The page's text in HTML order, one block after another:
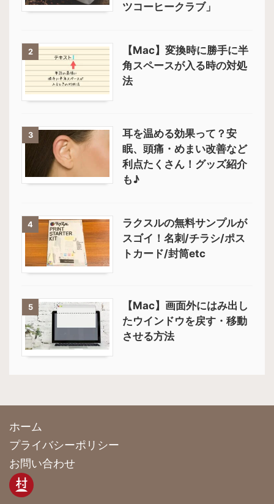
ツコーヒークラブ」
2
【Mac】変換時に勝手に半
角スペースが入る時の対処
法
3
耳を温める効果って？安
眠、頭痛・めまい改善など
利点たくさん！グッズ紹介
も♪
4
ラクスルの無料サンプルが
スゴイ！名刺/チラシ/ポス
トカード/封筒etc
5
【Mac】画面外にはみ出し
たウインドウを戻す・移動
させる方法
ホーム
プライバシーポリシー
お問い合わせ